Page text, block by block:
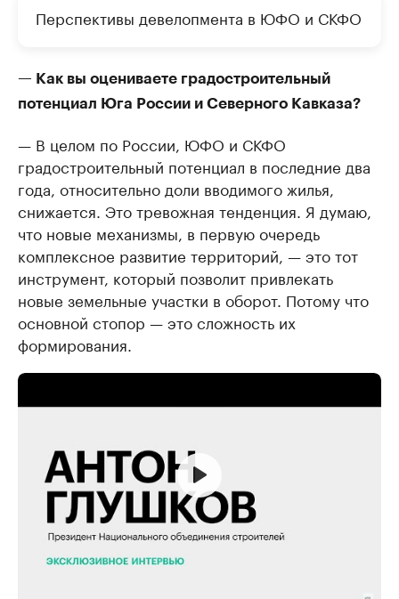
Перспективы девелопмента в ЮФО и СКФО
— Как вы оцениваете градостроительный
потенциал Юга России и Северного Кавказа?
— В целом по России, ЮФО и СКФО
градостроительный потенциал в последние два
года, относительно доли вводимого жилья,
снижается. Это тревожная тенденция. Я думаю,
что новые механизмы, в первую очередь
комплексное развитие территорий, — это тот
инструмент, который позволит привлекать
новые земельные участки в оборот. Потому что
основной стопор — это сложность их
формирования.